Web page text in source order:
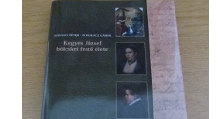
Központi orvosi ügyelet
Alapszolgáltatási Központ
IKSZT - Integrált Közösségi és Szolgáltató Tér